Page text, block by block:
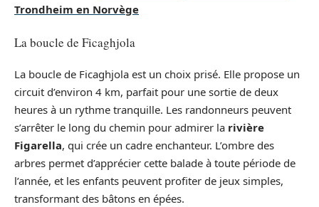
Trondheim en Norvège
La boucle de Ficaghjola
La boucle de Ficaghjola est un choix prisé. Elle propose un
circuit d’environ 4 km, parfait pour une sortie de deux
heures à un rythme tranquille. Les randonneurs peuvent
s’arrêter le long du chemin pour admirer la rivière
Figarella, qui crée un cadre enchanteur. L’ombre des
arbres permet d’apprécier cette balade à toute période de
l’année, et les enfants peuvent profiter de jeux simples,
transformant des bâtons en épées.